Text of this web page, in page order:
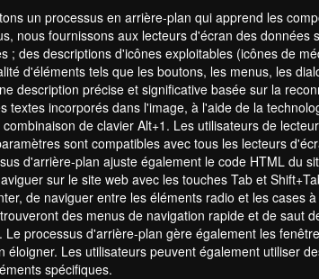
un processus en arrière-plan qui apprend les
nous fournissons aux lecteurs d'écran des
; des descriptions d'icônes exploitables (icônes de
d'éléments tels que les boutons, les menus, les
description précise et significative basée sur la
textes incorporés dans l'image, à l'aide de la
de clavier Alt+1. Les utilisateurs de
sont compatibles avec tous les lecteurs
d'arrière-plan ajuste également le code HTML du
sur le site web avec les touches Tab et
de naviguer entre les éléments radio et les
des menus de navigation rapide et de saut
processus d'arrière-plan gère également les
Les utilisateurs peuvent également utiliser
spécifiques.